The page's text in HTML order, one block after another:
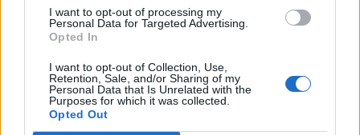
I want to opt-out of processing my
Personal Data for Targeted Advertising.
Opted In
I want to opt-out of Collection, Use,
Retention, Sale, and/or Sharing of my
Personal Data that Is Unrelated with the
Purposes for which it was collected.
Opted Out
1 2 3 4 →
Pagina 1 di 4